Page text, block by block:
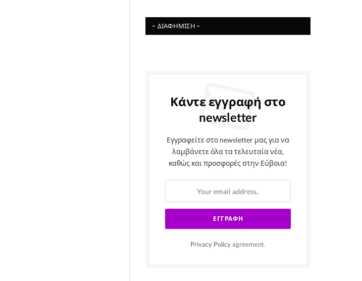
- ΔΙΑΦΉΜΙΣΗ -
Κάντε εγγραφή στο
newsletter
Εγγραφείτε στο newsletter μας για να
λαμβάνετε όλα τα τελευταία νέα,
καθώς και προσφορές στην Εύβοια!
Privacy Policy agreement.